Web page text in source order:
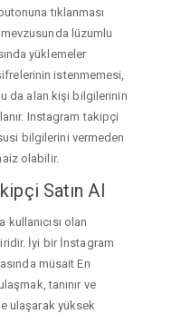
tıklanması
mevzusunda lüzumlu
yüklemeler
istenmemesi,
da alan kişi bilgilerinin
Instagram takipçi
bilgilerini vermeden
olabilir.
Satın Al
olan
İyi bir İnstagram
müsait En
tanınır ve
ulaşarak yüksek